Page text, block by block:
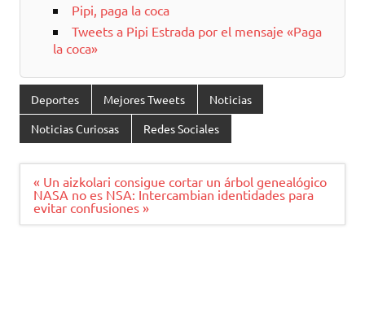
Pipi, paga la coca
Tweets a Pipi Estrada por el mensaje «Paga
la coca»
Deportes Mejores Tweets Noticias
Noticias Curiosas Redes Sociales
Navegación
de
entradas
« Un aizkolari consigue cortar un árbol genealógico
NASA no es NSA: Intercambian identidades para
evitar confusiones »